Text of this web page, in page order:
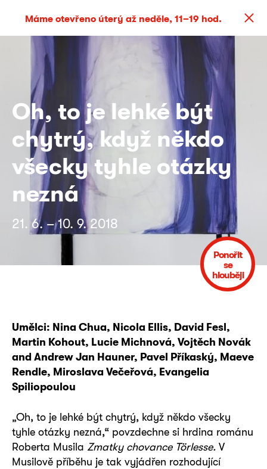
Máme otevřeno úterý až neděle, 11–19 hod.
Oh, to je lehké být
chytrý, když někdo
všecky tyhle otázky
nezná
21. 6. – 10. 9. 2018
Ponořit
se
hlouběji
Umělci: Nina Chua, Nicola Ellis, David Fesl,
Martin Kohout, Lucie Michnová, Vojtěch Novák
and Andrew Jan Hauner, Pavel Příkaský, Maeve
Rendle, Miroslava Večeřová, Evangelia
Spiliopoulou
„Oh, to je lehké být chytrý, když někdo všecky
tyhle otázky nezná,“ povzdechne si hrdina románu
Roberta Musila Zmatky chovance Törlesse. V
Musilově příběhu je tak vyjádřen rozhodující